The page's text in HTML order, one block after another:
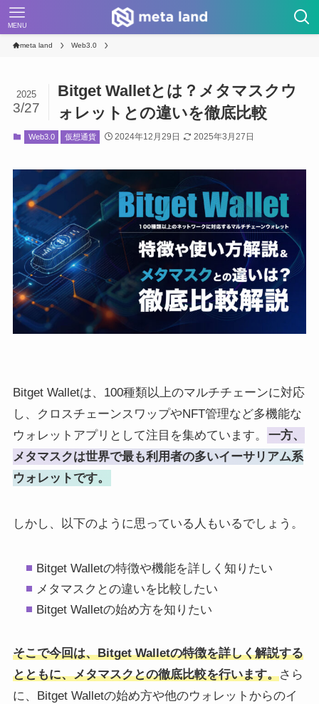
MENU
meta land Web3.0
Bitget Walletとは？メタマスクウ
ォレットとの違いを徹底比較
2025
3/27
Web3.0 仮想通貨 2024年12月29日 2025年3月27日
Bitget Walletは、100種類以上のマルチチェーンに対応
し、クロスチェーンスワップやNFT管理など多機能な
ウォレットアプリとして注目を集めています。
一方、
メタマスクは世界で最も利用者の多いイーサリアム系
ウォレットです。
しかし、以下のように思っている人もいるでしょう。
Bitget Walletの特徴や機能を詳しく知りたい
メタマスクとの違いを比較したい
Bitget Walletの始め方を知りたい
そこで今回は、Bitget Walletの特徴を詳しく解説する
とともに、メタマスクとの徹底比較を行います。さら
に、Bitget Walletの始め方や他のウォレットからのイ